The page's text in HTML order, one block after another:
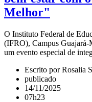
Melhor"
O Instituto Federal de
(IFRO), Campus
um evento especial de
Escrito por Rosalia
publicado
14/11/2025
07h23